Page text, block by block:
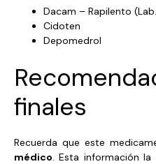
Dacam – Rapilento
Cidoten
Depomedrol
finales
Recuerda que este
médico. Esta información